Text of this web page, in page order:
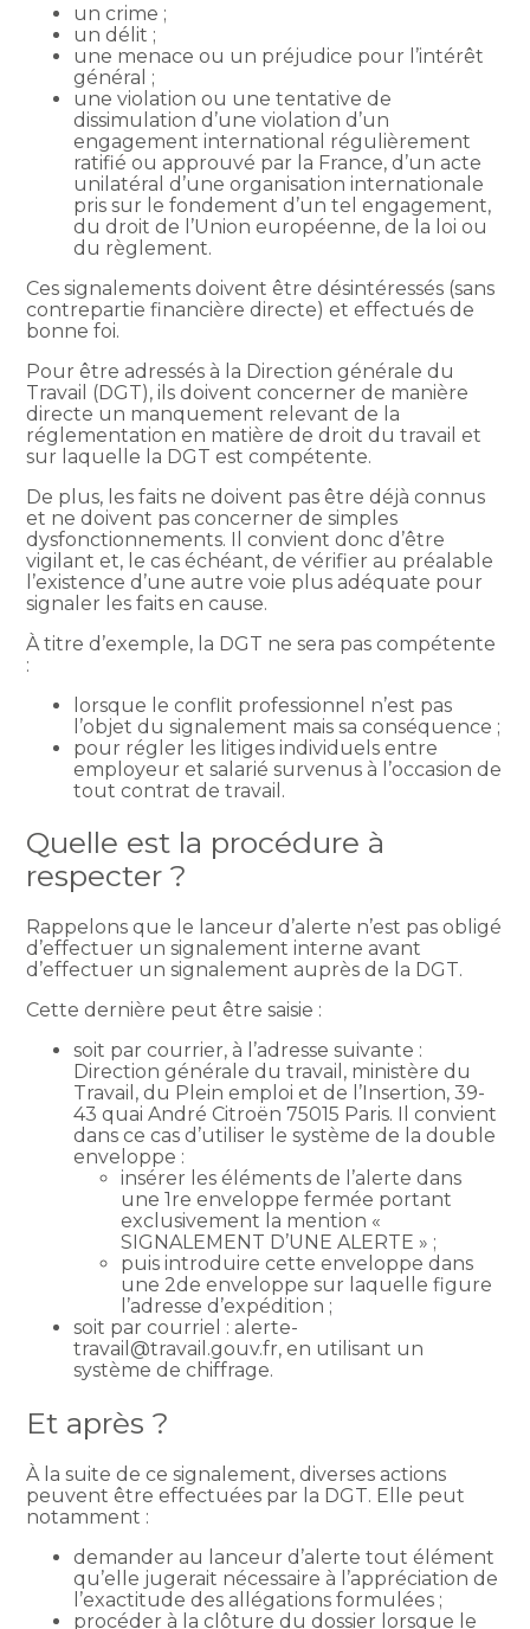
un crime ;
un délit ;
une menace ou un préjudice pour l’intérêt
général ;
une violation ou une tentative de
dissimulation d’une violation d’un
engagement international régulièrement
ratifié ou approuvé par la France, d’un acte
unilatéral d’une organisation internationale
pris sur le fondement d’un tel engagement,
du droit de l’Union européenne, de la loi ou
du règlement.
Ces signalements doivent être désintéressés (sans
contrepartie financière directe) et effectués de
bonne foi.
Pour être adressés à la Direction générale du
Travail (DGT), ils doivent concerner de manière
directe un manquement relevant de la
réglementation en matière de droit du travail et
sur laquelle la DGT est compétente.
De plus, les faits ne doivent pas être déjà connus
et ne doivent pas concerner de simples
dysfonctionnements. Il convient donc d’être
vigilant et, le cas échéant, de vérifier au préalable
l’existence d’une autre voie plus adéquate pour
signaler les faits en cause.
À titre d’exemple, la DGT ne sera pas compétente
:
lorsque le conflit professionnel n’est pas
l’objet du signalement mais sa conséquence ;
pour régler les litiges individuels entre
employeur et salarié survenus à l’occasion de
tout contrat de travail.
Quelle est la procédure à
respecter ?
Rappelons que le lanceur d’alerte n’est pas obligé
d’effectuer un signalement interne avant
d’effectuer un signalement auprès de la DGT.
Cette dernière peut être saisie :
soit par courrier, à l’adresse suivante :
Direction générale du travail, ministère du
Travail, du Plein emploi et de l’Insertion, 39-
43 quai André Citroën 75015 Paris. Il convient
dans ce cas d’utiliser le système de la double
enveloppe :
insérer les éléments de l’alerte dans
une 1re enveloppe fermée portant
exclusivement la mention «
SIGNALEMENT D’UNE ALERTE » ;
puis introduire cette enveloppe dans
une 2de enveloppe sur laquelle figure
l’adresse d’expédition ;
soit par courriel : alerte-
travail@travail.gouv.fr, en utilisant un
système de chiffrage.
Et après ?
À la suite de ce signalement, diverses actions
peuvent être effectuées par la DGT. Elle peut
notamment :
demander au lanceur d’alerte tout élément
qu’elle jugerait nécessaire à l’appréciation de
l’exactitude des allégations formulées ;
procéder à la clôture du dossier lorsque le